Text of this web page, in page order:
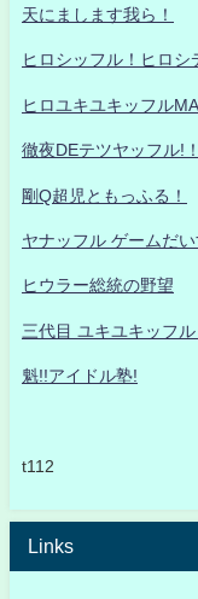
天にまします我ら！
ヒロシッフル！ヒロシ
ヒロユキユキッフル
徹夜DEテツヤッフル!
剛Q超児ともっふる！
ヤナッフル ゲームだ
ヒウラー総統の野望
三代目 ユキユキッフ
魁!!アイドル塾!
t112
Links